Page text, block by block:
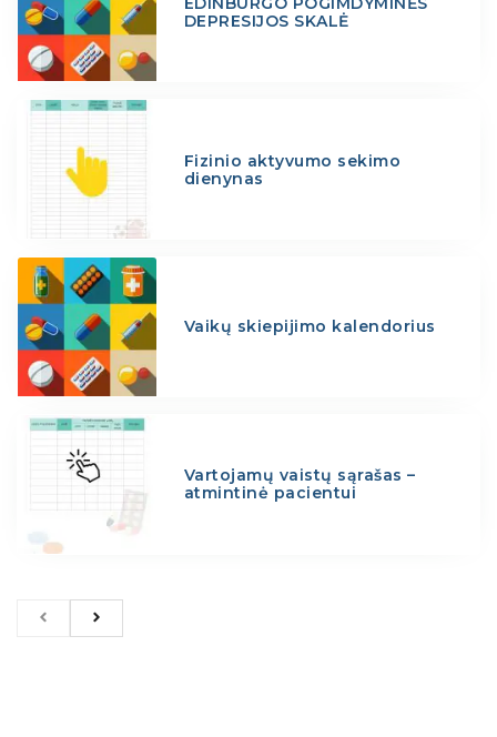
DEPRESIJOS SKALĖ
Fizinio aktyvumo sekimo
dienynas
Vaikų skiepijimo kalendorius
Vartojamų vaistų sąrašas –
atmintinė pacientui